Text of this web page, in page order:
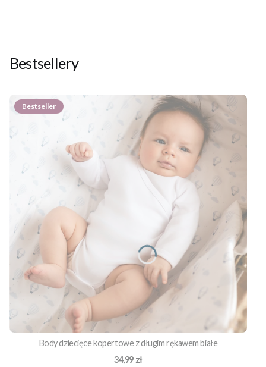
Bestsellery
Bestseller
Body dziecięce kopertowe z długim rękawem białe
Cena
34,99 zł